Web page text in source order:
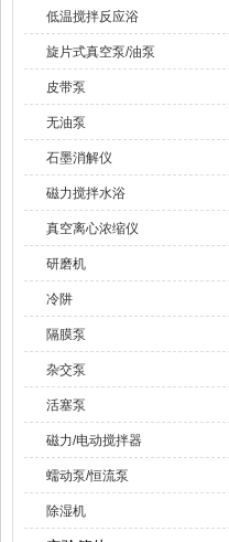
低温搅拌反应浴
旋片式真空泵/油泵
皮带泵
无油泵
石墨消解仪
磁力搅拌水浴
真空离心浓缩仪
研磨机
冷阱
隔膜泵
杂交泵
活塞泵
磁力/电动搅拌器
蠕动泵/恒流泵
除湿机